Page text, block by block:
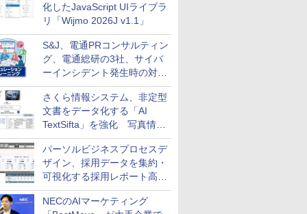
化したJavaScript UIライブラ
リ「Wijmo 2026J v1.1」
S&J、電通PRコンサルティン
グ、電通総研の3社、サイバ
ーインシデント発生時の対応
と危機管理広報を一体的に訓
練するプログラムを提供
さくら情報システム、非定型
文書をデータ化する「AI
TextSifta」を強化 写真情報
のデータ化などに対応
パーソルビジネスプロセスデ
ザイン、採用データを集約・
可視化する採用レポート高速
化サービスを提供
NECのAIマーケティング